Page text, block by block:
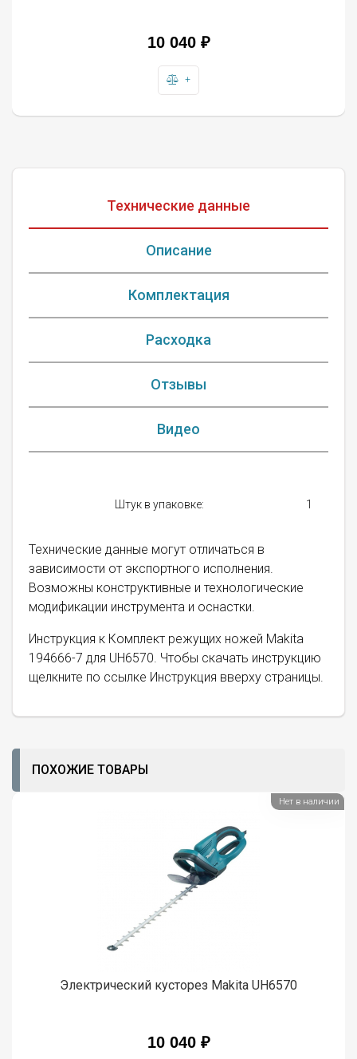
10 040 ₽
+
Технические данные
Описание
Комплектация
Расходка
Отзывы
Видео
Штук в упаковке: 1
Технические данные могут отличаться в
зависимости от экспортного исполнения.
Возможны конструктивные и технологические
модификации инструмента и оснастки.
Инструкция к Комплект режущих ножей Makita
194666-7 для UH6570. Чтобы скачать инструкцию
щелкните по ссылке Инструкция вверху страницы.
ПОХОЖИЕ ТОВАРЫ
Электрический кусторез Makita UH6570
10 040 ₽
Нет в наличии